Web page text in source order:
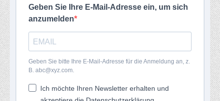
Geben Sie Ihre E-Mail-Adresse ein, um sich
anzumelden
Geben Sie bitte Ihre E-Mail-Adresse für die Anmeldung an, z.
B. abc@xyz.com.
Ich möchte Ihren Newsletter erhalten und